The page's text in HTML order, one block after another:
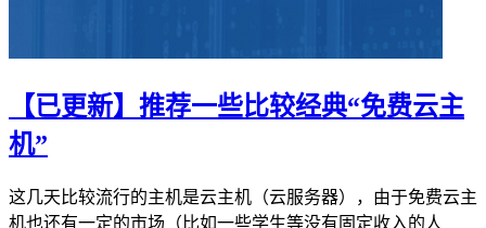
【已更新】推荐一些比较经典“免费云主
机”
这几天比较流行的主机是云主机（云服务器），由于免费云主
机也还有一定的市场（比如一些学生等没有固定收入的人